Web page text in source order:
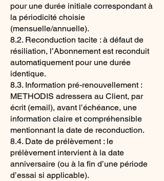
pour une durée initiale correspondant à
la périodicité choisie
(mensuelle/annuelle).
8.2. Reconduction tacite : à défaut de
résiliation, l’Abonnement est reconduit
automatiquement pour une durée
identique.
8.3. Information pré-renouvellement :
METHODIS adressera au Client, par
écrit (email), avant l’échéance, une
information claire et compréhensible
mentionnant la date de reconduction.
8.4. Date de prélèvement : le
prélèvement intervient à la date
anniversaire (ou à la fin d’une période
d’essai si applicable).